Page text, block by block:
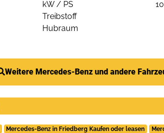
kW / PS
Treibstoff
Hubraum
Weitere Mercedes-Benz und andere
Mercedes-Benz in Friedberg Kaufen oder leasen